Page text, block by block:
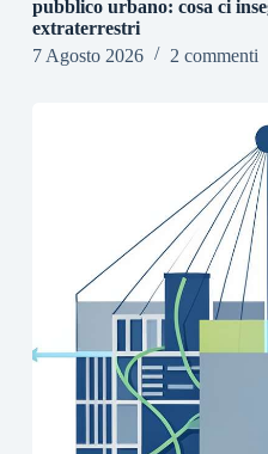
pubblico urbano: cosa ci
extraterrestri
7 Agosto 2026
2 commenti